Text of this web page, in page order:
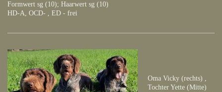
Formwert sg (10); Haarwert sg (10)
HD-A, OCD- , ED - frei
Oma Vicky (rechts) ,
Tochter Yette (Mitte)